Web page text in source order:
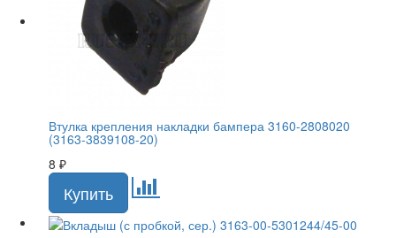
Втулка крепления накладки бампера 3160-2808020
(3163-3839108-20)
8 ₽